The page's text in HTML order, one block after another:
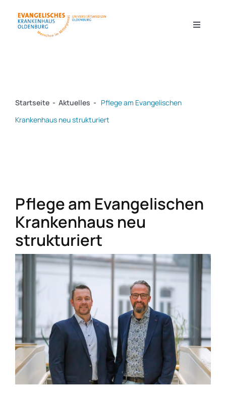
Inhalt
Toggle
Forschung
Über das EV
Kontakt
Startseite - Aktuelles - Pflege am Evangelischen
Krankenhaus neu strukturiert
Pflege am Evangelischen
Krankenhaus neu
strukturiert